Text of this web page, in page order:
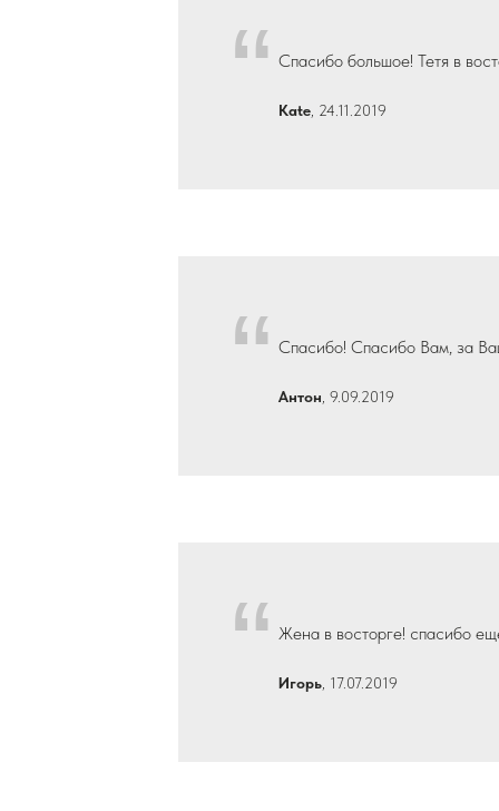
“ Спасибо большое! Тетя в
Kate , 24.11.2019
“ Спасибо! Спасибо Вам, за
Антон , 9.09.2019
“ Жена в восторге! спасибо
Игорь , 17.07.2019